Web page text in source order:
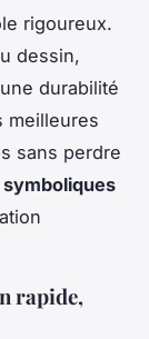
rigoureux.
dessin,
durabilité
meilleures
sans perdre
rapide,